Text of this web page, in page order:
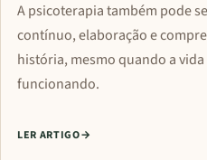
A psicoterapia também pode
contínuo, elaboração e
história, mesmo quando a
funcionando.
LER ARTIGO→